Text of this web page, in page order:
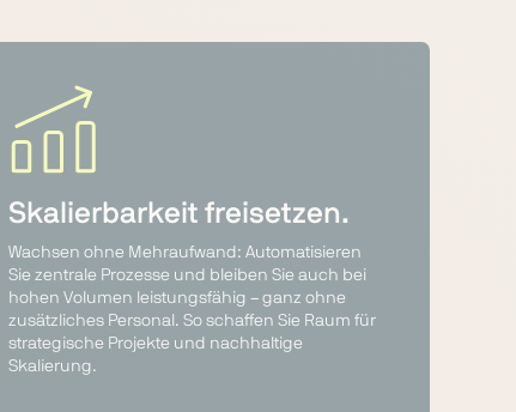
Skalierbarkeit freisetzen.
Wachsen ohne Mehraufwand: Automatisieren
Sie zentrale Prozesse und bleiben Sie auch bei
hohen Volumen leistungsfähig – ganz ohne
zusätzliches Personal. So schaffen Sie Raum für
strategische Projekte und nachhaltige
Skalierung.